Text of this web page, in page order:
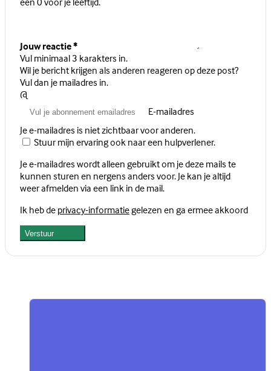
Jouw reactie*
Vul minimaal 3 karakters in.
Wil je bericht krijgen als anderen reageren op deze post?
Vul dan je mailadres in.
@
E-mailadres
Je e-mailadres is niet zichtbaar voor anderen.
Stuur mijn ervaring ook naar een hulpverlener.
Je e-mailadres wordt alleen gebruikt om je deze mails te
kunnen sturen en nergens anders voor. Je kan je altijd
weer afmelden via een link in de mail.
Ik heb de privacy-informatiegelezen en ga ermee akkoord
Verstuur